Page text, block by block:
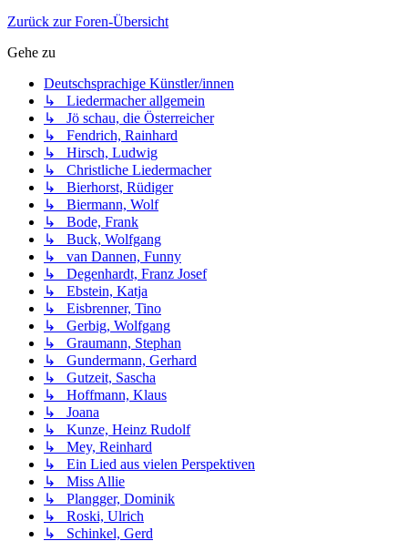
Zurück zur Foren-Übersicht
Gehe zu
Deutschsprachige Künstler/innen
↳ Liedermacher allgemein
↳ Jö schau, die Österreicher
↳ Fendrich, Rainhard
↳ Hirsch, Ludwig
↳ Christliche Liedermacher
↳ Bierhorst, Rüdiger
↳ Biermann, Wolf
↳ Bode, Frank
↳ Buck, Wolfgang
↳ van Dannen, Funny
↳ Degenhardt, Franz Josef
↳ Ebstein, Katja
↳ Eisbrenner, Tino
↳ Gerbig, Wolfgang
↳ Graumann, Stephan
↳ Gundermann, Gerhard
↳ Gutzeit, Sascha
↳ Hoffmann, Klaus
↳ Joana
↳ Kunze, Heinz Rudolf
↳ Mey, Reinhard
↳ Ein Lied aus vielen Perspektiven
↳ Miss Allie
↳ Plangger, Dominik
↳ Roski, Ulrich
↳ Schinkel, Gerd